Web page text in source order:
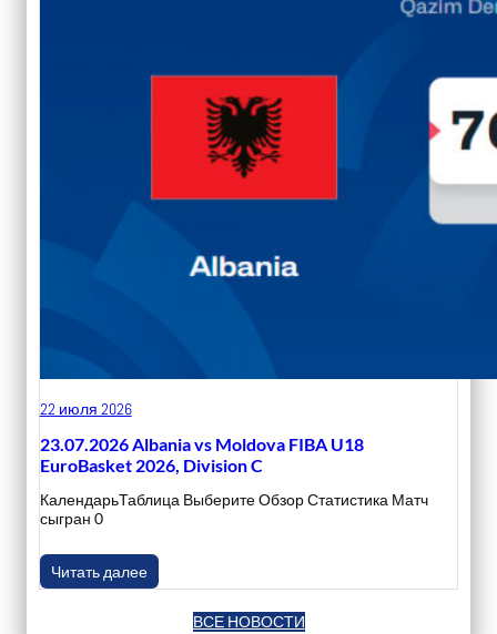
22 июля 2026
23.07.2026 Albania vs Moldova FIBA U18
EuroBasket 2026, Division C
КалендарьТаблица Выберите Обзор Статистика Матч
сыгран 0
Читать далее
ВСЕ НОВОСТИ